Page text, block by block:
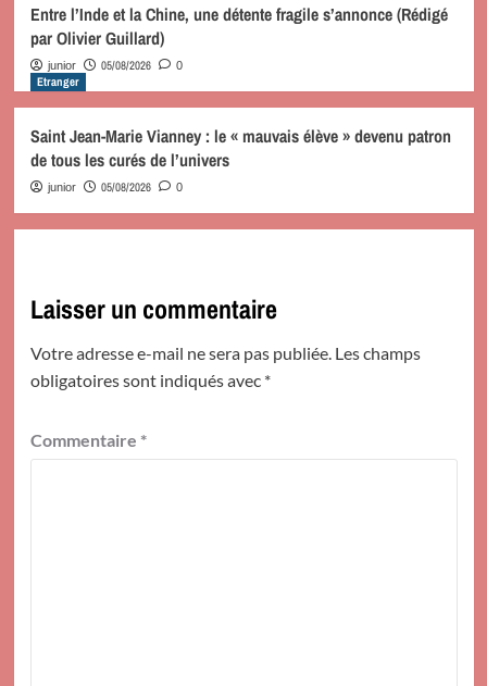
Entre l’Inde et la Chine, une détente fragile s’annonce (Rédigé
par Olivier Guillard)
junior 05/08/2026 0
Etranger
Saint Jean-Marie Vianney : le « mauvais élève » devenu patron
de tous les curés de l’univers
junior 05/08/2026 0
Laisser un commentaire
Votre adresse e-mail ne sera pas publiée. Les champs
obligatoires sont indiqués avec *
Commentaire *